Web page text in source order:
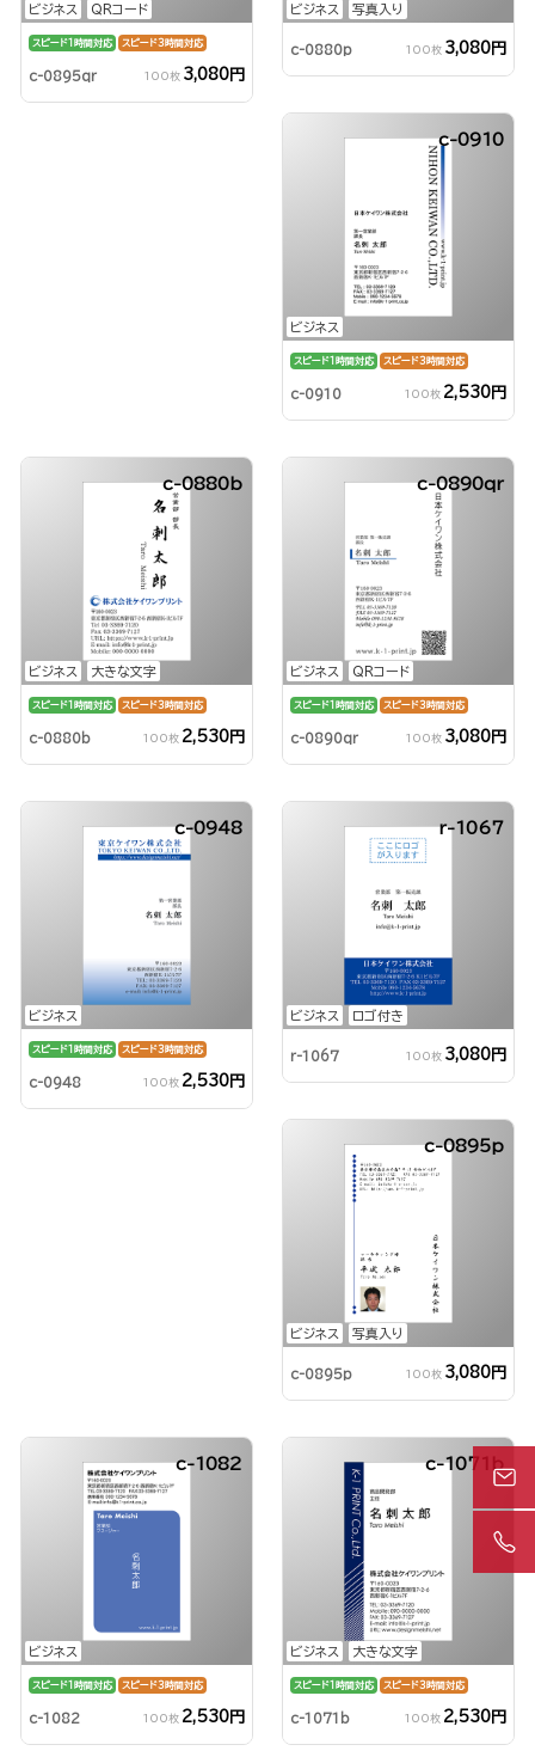
ビジネス QRコード
スピード1時間対応 スピード3時間対応
c-0895qr 100枚 3,080円
ビジネス 写真入り
c-0880p 100枚 3,080円
ビジネス
c-0910
スピード1時間対応 スピード3時間対応
c-0910 100枚 2,530円
ビジネス 大きな文字
c-0880b
スピード1時間対応 スピード3時間対応
c-0880b 100枚 2,530円
ビジネス QRコード
c-0890qr
スピード1時間対応 スピード3時間対応
c-0890qr 100枚 3,080円
ビジネス
c-0948
スピード1時間対応 スピード3時間対応
c-0948 100枚 2,530円
ビジネス ロゴ付き
r-1067
r-1067 100枚 3,080円
ビジネス 写真入り
c-0895p
c-0895p 100枚 3,080円
ビジネス
c-1082
スピード1時間対応 スピード3時間対応
c-1082 100枚 2,530円
ビジネス 大きな文字
c-1071b
スピード1時間対応 スピード3時間対応
c-1071b 100枚 2,530円